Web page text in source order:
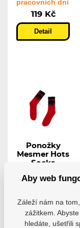
pracovních dní
119 Kč
Detail
Ponožky
Mesmer Hots
Socks
bruslení...
Skladem 7-10
pracovních dní
318 Kč
Aby web
Záleží nám na
zážitkem.
hledáte, ušetřili